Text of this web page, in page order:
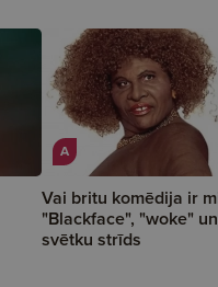
A
Vai britu komēdija ir
"Blackface", "woke"
svētku strīds